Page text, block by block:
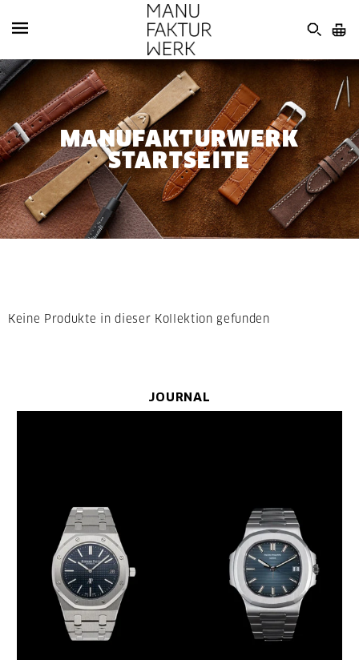
MANUFAKTURWERK
STARTSEITE
Keine Produkte in dieser Kollektion gefunden
JOURNAL